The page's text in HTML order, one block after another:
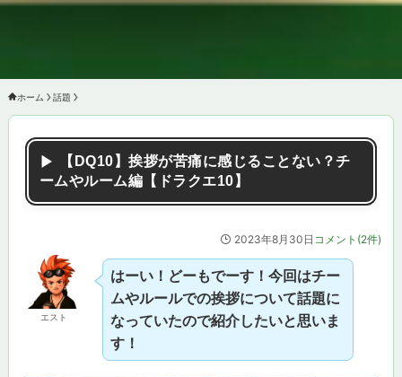
ホーム 話題
【DQ10】挨拶が苦痛に感じることない？チ
ームやルーム編【ドラクエ10】
2023年8月30日 コメント(2件)
エスト
はーい！どーもでーす！今回はチー
ムやルールでの挨拶について話題に
なっていたので紹介したいと思いま
す！